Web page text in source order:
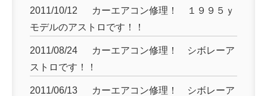
2011/10/12
カーエアコン修理！ １９９５ｙ
モデルのアストロです！！
2011/08/24
カーエアコン修理！ シボレーア
ストロです！！
2011/06/13
カーエアコン修理！ シボレーア